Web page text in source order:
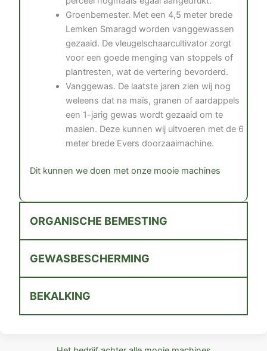
Groenbemester. Met een 4,5 meter brede
Lemken Smaragd worden vanggewassen
gezaaid. De vleugelschaarcultivator zorgt
voor een goede menging van stoppels of
plantresten, wat de vertering bevorderd.
Vanggewas. De laatste jaren zien wij nog
weleens dat na maїs, granen of aardappels
een 1-jarig gewas wordt gezaaid om te
maaien. Deze kunnen wij uitvoeren met de 6
meter brede Evers doorzaaimachine.
Dit kunnen we doen met onze mooie machines
ORGANISCHE BEMESTING
GEWASBESCHERMING
BEKALKING